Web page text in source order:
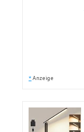
* Anzeige